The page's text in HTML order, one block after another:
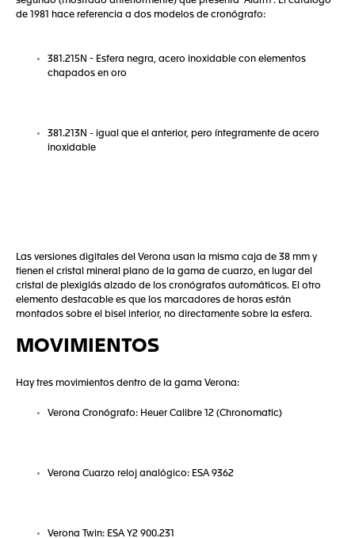
de 1981 hace referencia a dos modelos de cronógrafo:
381.215N - Esfera negra, acero inoxidable con elementos
chapados en oro
381.213N - igual que el anterior, pero íntegramente de acero
inoxidable
Las versiones digitales del Verona usan la misma caja de 38 mm y
tienen el cristal mineral plano de la gama de cuarzo, en lugar del
cristal de plexiglás alzado de los cronógrafos automáticos. El otro
elemento destacable es que los marcadores de horas están
montados sobre el bisel interior, no directamente sobre la esfera.
MOVIMIENTOS
Hay tres movimientos dentro de la gama Verona:
Verona Cronógrafo: Heuer Calibre 12 (Chronomatic)
Verona Cuarzo reloj analógico: ESA 9362
Verona Twin: ESA Y2 900.231